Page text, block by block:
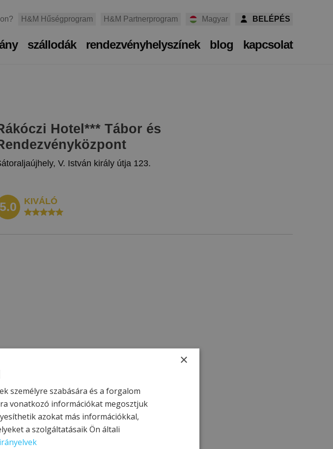
H&M Hűségprogram H&M Partnerprogram Magyar BELÉPÉS
szállodák rendezvényhelyszínek blog kapcsolat
Hotel *** Tábor és
V. István király útja 123.
5.0 KIVÁLÓ
×
személyre szabására és a forgalom
vonatkozó információkat megosztjuk
azokat más információkkal,
a szolgáltatásaik Ön általi